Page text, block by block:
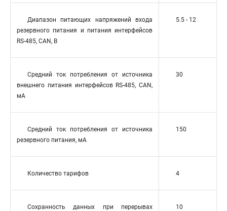
Диапазон питающих напряжений входа
резервного питания и питания интерфейсов
RS-485, CAN, В
5.5 - 12
Средний ток потребления от источника
внешнего питания интерфейсов RS-485, CAN,
мА
30
Средний ток потребления от источника
резервного питания, мА
150
Количество тарифов 4
Сохранность данных при перерывах
10